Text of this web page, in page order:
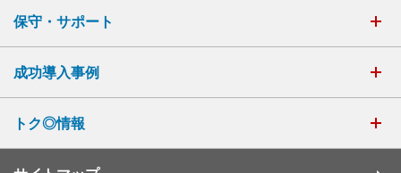
保守・サポート
成功導入事例
トク◎情報